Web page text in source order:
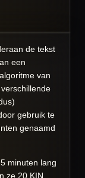
de tekst
een
van
gebruik te
genaamd
minuten lang
ze 20 KIN